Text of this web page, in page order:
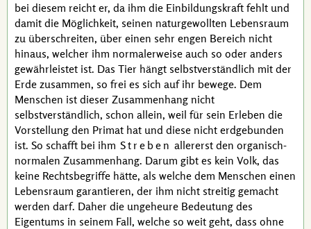
bei diesem reicht er, da ihm die Einbildungskraft fehlt und
damit die Möglichkeit, seinen naturgewollten Lebensraum
zu überschreiten, über einen sehr engen Bereich nicht
hinaus, welcher ihm normalerweise auch so oder anders
gewährleistet ist. Das Tier hängt selbstverständlich mit der
Erde zusammen, so frei es sich auf ihr bewege. Dem
Menschen ist dieser Zusammenhang nicht
selbstverständlich, schon allein, weil für sein Erleben die
Vorstellung den Primat hat und diese nicht erdgebunden
ist. So schafft bei ihm Streben allererst den organisch-
normalen Zusammenhang. Darum gibt es kein Volk, das
keine Rechtsbegriffe hätte, als welche dem Menschen einen
Lebensraum garantieren, der ihm nicht streitig gemacht
werden darf. Daher die ungeheure Bedeutung des
Eigentums in seinem Fall, welche so weit geht, dass ohne